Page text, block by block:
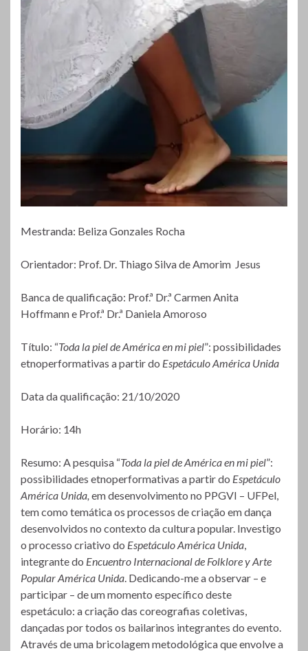
Mestranda: Beliza Gonzales Rocha
Orientador: Prof. Dr. Thiago Silva de Amorim Jesus
Banca de qualificação: Prof.ª Dr.ª Carmen Anita
Hoffmann e Prof.ª Dr.ª Daniela Amoroso
Título: “Toda la piel de América en mi piel”: possibilidades
etnoperformativas a partir do Espetáculo América Unida
Data da qualificação: 21/10/2020
Horário: 14h
Resumo: A pesquisa “Toda la piel de América en mi piel”:
possibilidades etnoperformativas a partir do Espetáculo
América Unida, em desenvolvimento no PPGVI – UFPel,
tem como temática os processos de criação em dança
desenvolvidos no contexto da cultura popular. Investigo
o processo criativo do Espetáculo América Unida
integrante do Encuentro Internacional de Folklore y Arte
Popular América Unida . Dedicando-me a observar – e
participar – de um momento específico deste
espetáculo: a criação das coreografias coletivas,
dançadas por todos os bailarinos integrantes do evento.
Através de uma bricolagem metodológica que envolve a